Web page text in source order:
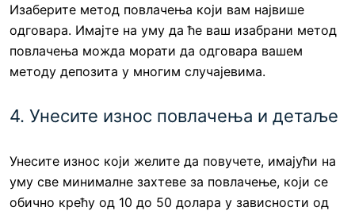
Изаберите метод повлачења који вам највише
одговара. Имајте на уму да ће ваш изабрани метод
повлачења можда морати да одговара вашем
методу депозита у многим случајевима.
4. Унесите износ повлачења и детаље
Унесите износ који желите да повучете, имајући на
уму све минималне захтеве за повлачење, који се
обично крећу од 10 до 50 долара у зависности од